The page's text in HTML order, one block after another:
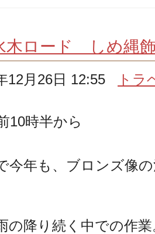
木ロード しめ縄
12月26日 12:55 トラ
10時半から
今年も、ブロンズ像
の降り続く中での作業